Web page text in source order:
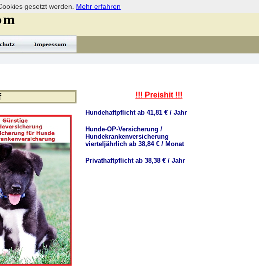
gesetzt werden. Mehr erfahren
!!! Preishit !!!
Hundehaftpflicht ab 41,81 € / Jahr
Hunde-OP-Versicherung /
Hundekrankenversicherung
vierteljährlich ab 38,84 € / Monat
Privathaftpflicht ab 38,38 € / Jahr